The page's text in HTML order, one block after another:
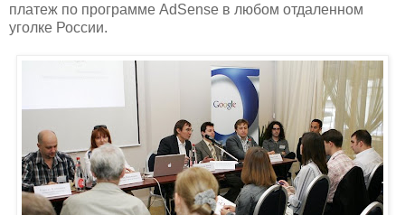
платеж по программе AdSense в любом отдаленном
уголке России.